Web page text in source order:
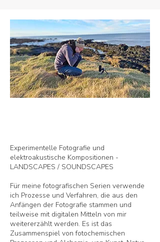
Experimentelle Fotografie und
elektroakustische Kompositionen -
LANDSCAPES / SOUNDSCAPES
Für meine fotografischen Serien verwende
ich Prozesse und Verfahren, die aus den
Anfängen der Fotografie stammen und
teilweise mit digitalen Mitteln von mir
weitererzählt werden. Es ist das
Zusammenspiel von fotochemischen